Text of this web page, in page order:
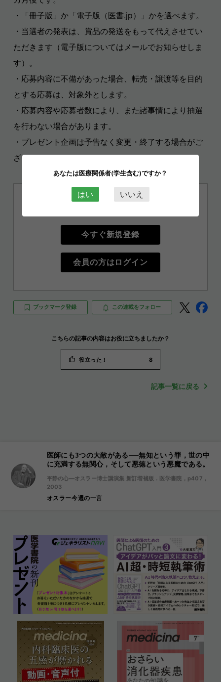
・「冊子版」か「電子版（医書.jp）」かを選べます。
・当選者の発表は、賞品の発送をもって代えさせてい
ただきます（電子版についてはメールでお知らせしま
す）。
・応募内容に不備があった場合、転売・譲渡等を目的
とする応募は、対象外とします。
・応募内容や応募者数により、また諸事情により抽選
を行わない場合があります。
・プレゼント企画は予告なく変更・終了する場合がご
ざいます。
続きを読むには
今すぐ新規登録
会員の方はログイン
ブックマーク登録 この連載をフォロー
こちらの記事の内容はお役に立ちましたか？
役立った！ 8
記事一覧に戻る
医師にも3つの大敵がある──無知という罪，世の中
に充満する無関心，そして悪徳という悪魔である。
平静の心―オスラー博士講演集 新訂増補版．医学書院，p407，
2003
オスラー今週の一言
あなたは医療関係者(学生含む)ですか？
はい いいえ